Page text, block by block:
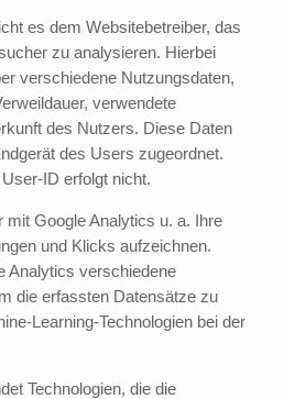
es dem Websitebetreiber, das
zu analysieren. Hierbei
verschiedene Nutzungsdaten,
verwendete
des Nutzers. Diese Daten
des Users zugeordnet.
ID erfolgt nicht.
mit Google Analytics u. a. Ihre
und Klicks aufzeichnen.
Analytics verschiedene
die erfassten Datensätze zu
Learning-Technologien bei der
Technologien, die die